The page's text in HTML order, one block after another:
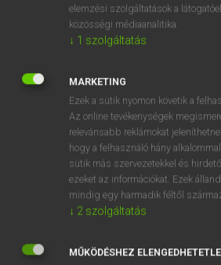
NINCS
Nincs regisztrációm és
díjmentes próbaverziójának
belépek.
REGISZTRÁCIÓ
elemzési szolgáltatások a
közösségi médiaanalitika.
↓ 1 szolgáltatás
MARKETING
Ezek a sütik nyomon követik a
Az online tevékenységek
relevánsabb reklámokat
hogy a felhasználó hány
sütik más szervezetekkel és
ezeket az információkat. Ezek
mindig egy harmadik féltől
↓ 2 szolgáltatás
MŰKÖDÉSHEZ